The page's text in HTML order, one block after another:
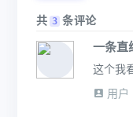
共 3 条评论
一条直
这个我
用户